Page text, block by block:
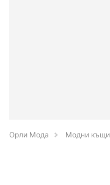
Орли Мода Модни